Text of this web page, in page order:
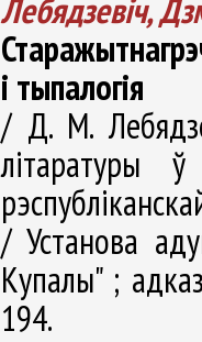
Лебядзевіч,
і тыпалогія
/ Д. М.
літаратуры
/ Установа
Купалы" ;
194.